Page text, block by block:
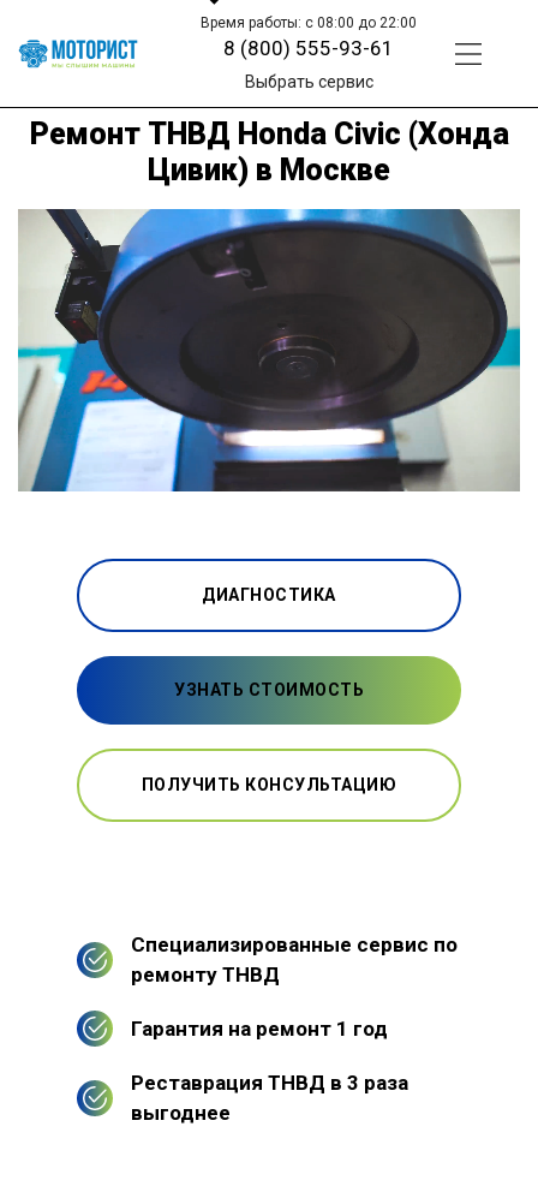
Время работы: с 08:00 до 22:00
8 (800) 555-93-61
Выбрать сервис
Ремонт ТНВД Honda Civic (Хонда
Цивик) в Москве
ДИАГНОСТИКА
УЗНАТЬ СТОИМОСТЬ
ПОЛУЧИТЬ КОНСУЛЬТАЦИЮ
Специализированные сервис по
ремонту ТНВД
Гарантия на ремонт 1 год
Реставрация ТНВД в 3 раза
выгоднее